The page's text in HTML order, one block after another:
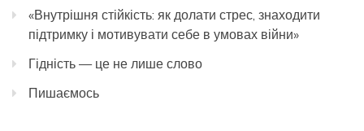
«Внутрішня стійкість: як долати стрес, знаходити
підтримку і мотивувати себе в умовах війни»
Гідність — це не лише слово
Пишаємось